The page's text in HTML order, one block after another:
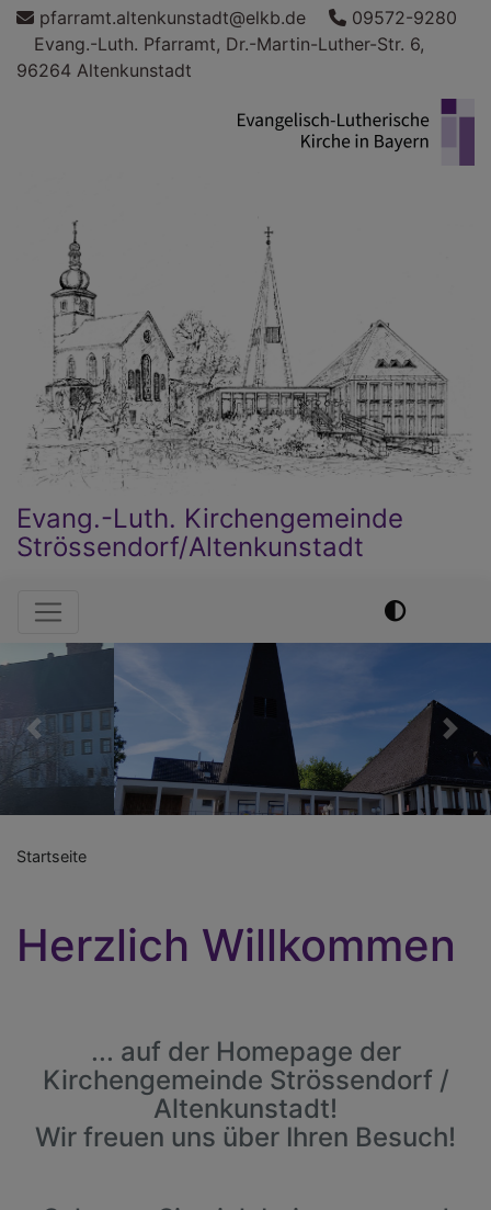
Direkt
Inhalt
pfarramt.altenkunstadt@elkb.de
09572-9280
Evang.-Luth. Pfarramt, Dr.-Martin-Luther-Str. 6,
96264 Altenkunstadt
Evang.-Luth. Kirchengemeinde
Strössendorf/Altenkunstadt
Hauptnavigation
Previous Next
Startseite
Herzlich Willkommen
... auf der Homepage der
Kirchengemeinde Strössendorf /
Altenkunstadt!
Wir freuen uns über Ihren Besuch!